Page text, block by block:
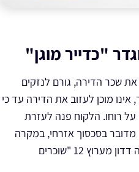
"כדייר מוגן"
שכר הדירה, גורם לנזקים
מוכן לעזוב את הדירה עד כי
על רוחו. הלקוח פנה לעזרת
בסכסוך אזרחי, במקרה
דומה התפרסם בתוכניתה של אדוה דדון מערוץ 12 "שוכרים